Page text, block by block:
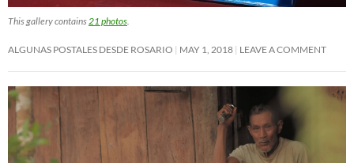
This gallery contains 21 photos
ALGUNAS POSTALES DESDE ROSARIO MAY 1, 2018 LEAVE A COMMENT